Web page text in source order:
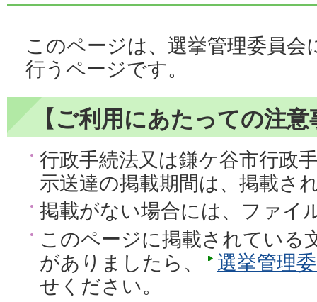
このページは、選挙管理委員会
行うページです。
【ご利用にあたっての注意
行政手続法又は鎌ケ谷市行政
示送達の掲載期間は、掲載さ
掲載がない場合には、ファイ
このページに掲載されている
がありましたら、
選挙管理
せください。